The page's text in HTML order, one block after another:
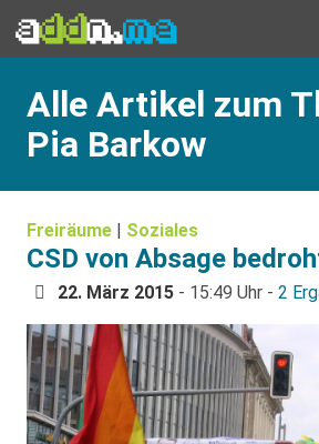
Alle Artikel zum
Pia Barkow
Freiräume | Soziales
CSD von Absage
22. März 2015 - 15:49 Uhr - 2